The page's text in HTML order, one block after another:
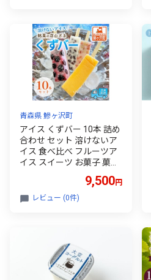
青森県 鰺ヶ沢町
アイス くずバー 10本 詰め
合わせ セット 溶けないア
イス 食べ比べ フルーツア
イス スイーツ お菓子 菓子
ャーベット ご当地スイー
ツ ご当地 お土産 葛バー 冷
9,500円
レビュー (0件)